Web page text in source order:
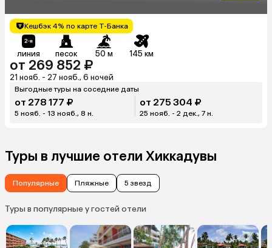
Кешбэк 4% по карте Т-Банка
линия песок 50 м 145 км
от 269 852 ₽
21 нояб. - 27 нояб., 6 ночей
Выгодные туры на соседние даты
от 278 177 ₽
5 нояб. - 13 нояб., 8 н.
от 275 304 ₽
25 нояб. - 2 дек., 7 н.
Туры в лучшие отели Хиккадувы
Популярные Пляжные 5 звезд
Туры в популярные у гостей отели